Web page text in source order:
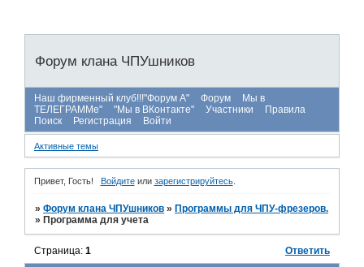
Форум клана ЧПУшников
Наш фирменный клуб!!!"Форум А" Форум
Мы в
ТЕЛЕГРАММе"
"Мы в ВКонтакте" Участники
Правила
Поиск
Регистрация Войти
Активные темы
Привет, Гость! Войдитеили зарегистрируйтесь.
»Форум клана ЧПУшников » Программы для ЧПУ-фрезеров.
» Программа для учета
Страница:1 Ответить